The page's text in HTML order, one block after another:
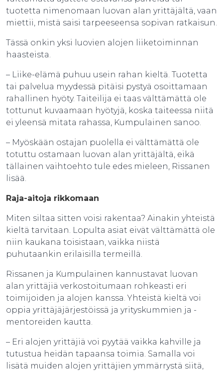
tuotetta nimenomaan luovan alan yrittäjältä, vaan
miettii, mistä saisi tarpeeseensa sopivan ratkaisun.
Tässä onkin yksi luovien alojen liiketoiminnan
haasteista.
– Liike-elämä puhuu usein rahan kieltä. Tuotetta
tai palvelua myydessä pitäisi pystyä osoittamaan
rahallinen hyöty. Taiteilija ei taas välttämättä ole
tottunut kuvaamaan hyötyjä, koska taiteessa niitä
ei yleensä mitata rahassa, Kumpulainen sanoo.
– Myöskään ostajan puolella ei välttämättä ole
totuttu ostamaan luovan alan yrittäjältä, eikä
tällainen vaihtoehto tule edes mieleen, Rissanen
lisää.
Raja-aitoja rikkomaan
Miten siltaa sitten voisi rakentaa? Ainakin yhteistä
kieltä tarvitaan. Lopulta asiat eivät välttämättä ole
niin kaukana toisistaan, vaikka niistä
puhutaankin erilaisilla termeillä.
Rissanen ja Kumpulainen kannustavat luovan
alan yrittäjiä verkostoitumaan rohkeasti eri
toimijoiden ja alojen kanssa. Yhteistä kieltä voi
oppia yrittäjäjärjestöissä ja yrityskummien ja -
mentoreiden kautta.
– Eri alojen yrittäjiä voi pyytää vaikka kahville ja
tutustua heidän tapaansa toimia. Samalla voi
lisätä muiden alojen yrittäjien ymmärrystä siitä,